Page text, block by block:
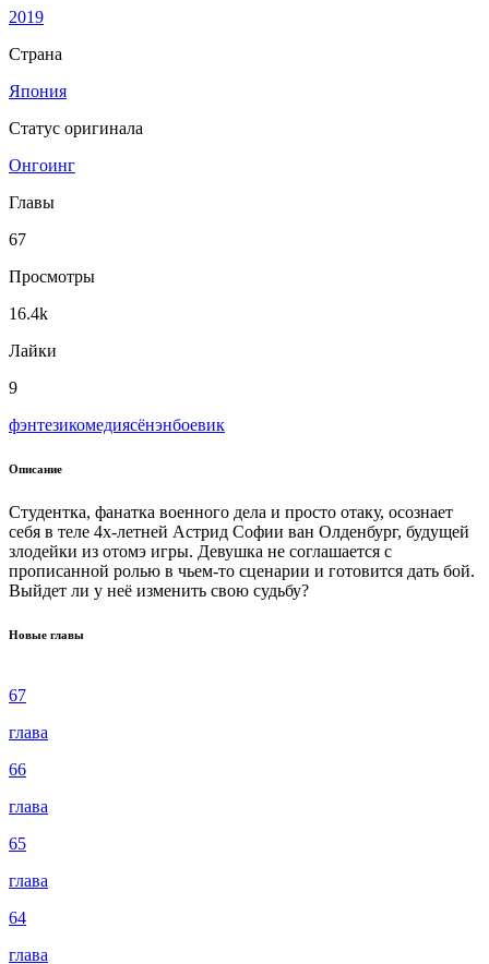
2019
Страна
Япония
Статус оригинала
Онгоинг
Главы
67
Просмотры
16.4k
Лайки
9
фэнтезикомедиясёнэнбоевик
Описание
Студентка, фанатка военного дела и просто отаку, осознает
себя в теле 4х-летней Астрид Софии ван Олденбург, будущей
злодейки из отомэ игры. Девушка не соглашается с
прописанной ролью в чьем-то сценарии и готовится дать бой.
Выйдет ли у неё изменить свою судьбу?
Новые главы
67
глава
66
глава
65
глава
64
глава